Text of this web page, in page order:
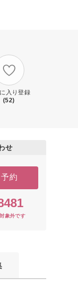
入り登録
(52)
せ
約
象外です